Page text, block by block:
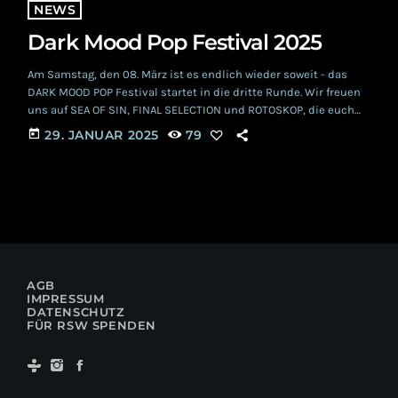
NEWS
Dark Mood Pop Festival 2025
Am Samstag, den 08. März ist es endlich wieder soweit - das
DARK MOOD POP Festival startet in die dritte Runde. Wir freuen
uns auf SEA OF SIN, FINAL SELECTION und ROTOSKOP, die euch
im Druckluft Oberhausen eine geballte Ladung melancholischer
Energie in die Lauscher pusten werden. Im Anschluss ist dann
today 29. JANUAR 2025 79
AGB
IMPRESSUM
DATENSCHUTZ
FÜR RSW SPENDEN